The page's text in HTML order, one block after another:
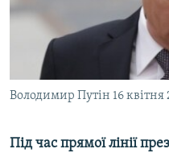
ВІДЕОУРОКИ «ELIFBE»
СВІДЧЕННЯ ОКУПАЦІЇ
УКРАЇНСЬКА ПРОБЛЕМА
ІНФОГРАФІКА
Русский
Qırımtatar
ДОЛУЧАЙСЯ!
Володимир Путін 16 квітня
Під час прямої лінії